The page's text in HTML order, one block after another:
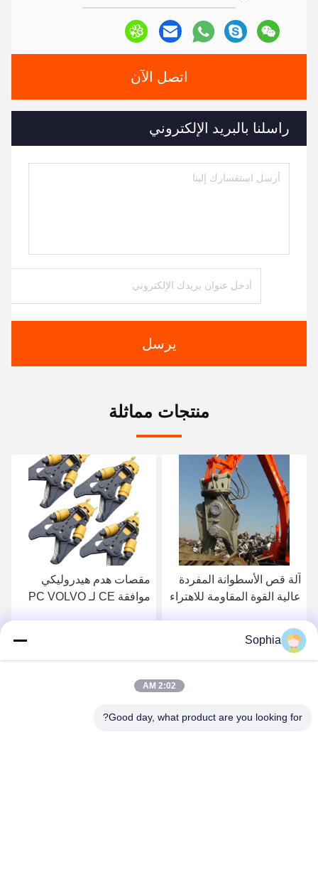
اتصل الآن
راسلنا بالبريد الإلكتروني
يرسل
منتجات مماثلة
آلة قص الأسطوانة المفردة
عالية القوة المقاومة للاهتراء
ZX200 ، PC240
احصل على افضل سعر
مقصات هدم هيدروليكي
موافقة CE لـ PC VOLVO
Sophia
2:02 AM
Good day, what product are you looking for?